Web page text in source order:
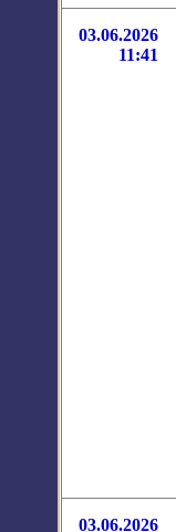
03.06.2026
11:41
03.06.2026